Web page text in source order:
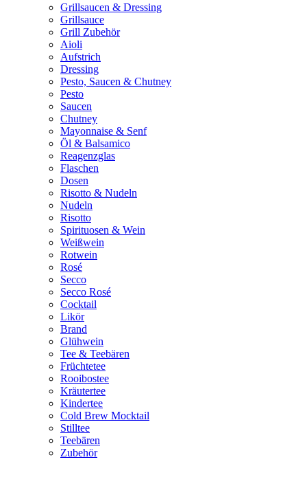
Grillsaucen & Dressing
Grillsauce
Grill Zubehör
Aioli
Aufstrich
Dressing
Pesto, Saucen & Chutney
Pesto
Saucen
Chutney
Mayonnaise & Senf
Öl & Balsamico
Reagenzglas
Flaschen
Dosen
Risotto & Nudeln
Nudeln
Risotto
Spirituosen & Wein
Weißwein
Rotwein
Rosé
Secco
Secco Rosé
Cocktail
Likör
Brand
Glühwein
Tee & Teebären
Früchtetee
Rooibostee
Kräutertee
Kindertee
Cold Brew Mocktail
Stilltee
Teebären
Zubehör